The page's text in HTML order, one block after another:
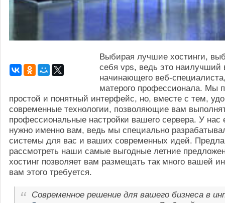
Выбирая лучшие хостинги,
себя vps, ведь это наилучший
начинающего веб-
матерого профессионала. Мы
простой и понятный интерфейс, но, вместе с тем,
современные технологии, позволяющие вам
профессиональные настройки вашего сервера. У нас
нужно именно вам, ведь мы специально
системы для вас и ваших современных идей.
рассмотреть наши самые выгодные летние
хостинг позволяет вам размещать так много вашей
вам этого требуется.
Современное решение для вашего бизнеса в